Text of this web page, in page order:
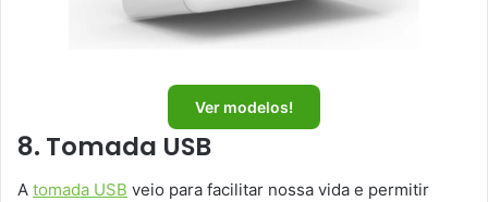
Ver modelos!
8. Tomada USB
A tomada USB veio para facilitar nossa vida e permitir